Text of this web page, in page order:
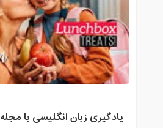
یادگیری زبان انگلیسی با مجله